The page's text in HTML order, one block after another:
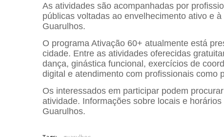
As atividades são acompanhadas por
públicas voltadas ao envelhecimento ativo e
Guarulhos.
O programa Ativação 60+ atualmente está
cidade. Entre as atividades oferecidas
dança, ginástica funcional, exercícios de
digital e atendimento com profissionais como
Os interessados em participar podem
atividade. Informações sobre locais e
Guarulhos.